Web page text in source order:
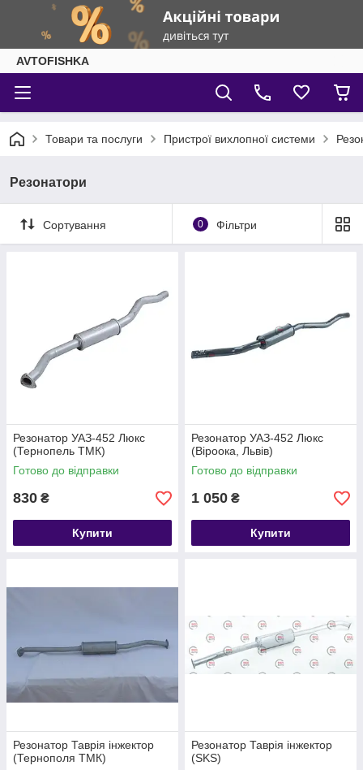
AVTOFISHKA
Товари та послуги Пристрої вихлопної системи
Резонатори
Сортування 0 Фільтри
Резонатор УАЗ-452 Люкс
(Тернопель ТМК)
Готово до відправки
830 ₴
Купити
Резонатор УАЗ-452 Люкс
(Віроока, Львів)
Готово до відправки
1 050 ₴
Купити
Резонатор Таврія інжектор
(Тернополя ТМК)
Резонатор Таврія інжектор
(SKS)